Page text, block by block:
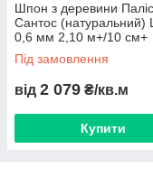
Шпон з деревини
Сантос (натуральний)
0,6 мм 2,10 м+/10 см+
Під замовлення
від 2 079 ₴/кв.м
Купити